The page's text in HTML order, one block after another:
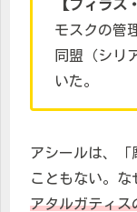
【フィラス
モスクの管
同盟（シリ
いた。
アシールは、「
こともない。な
アタルガティス